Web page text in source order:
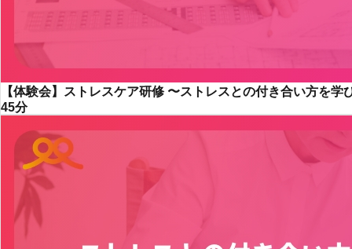
【体験会】ストレスケア研修 〜ストレスとの付き合い方を学
45分